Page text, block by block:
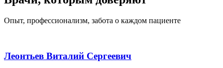
Опыт, профессионализм, забота о каждом пациенте
Леонтьев Виталий Сергеевич